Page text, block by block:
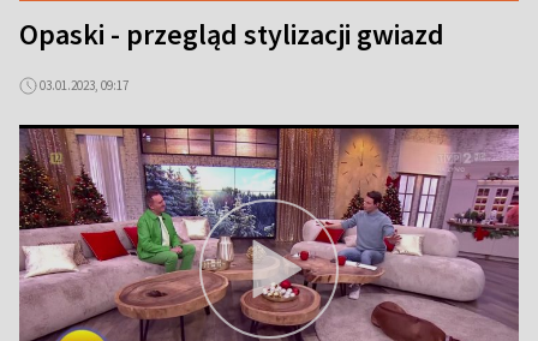
Opaski - przegląd stylizacji gwiazd
03.01.2023, 09:17